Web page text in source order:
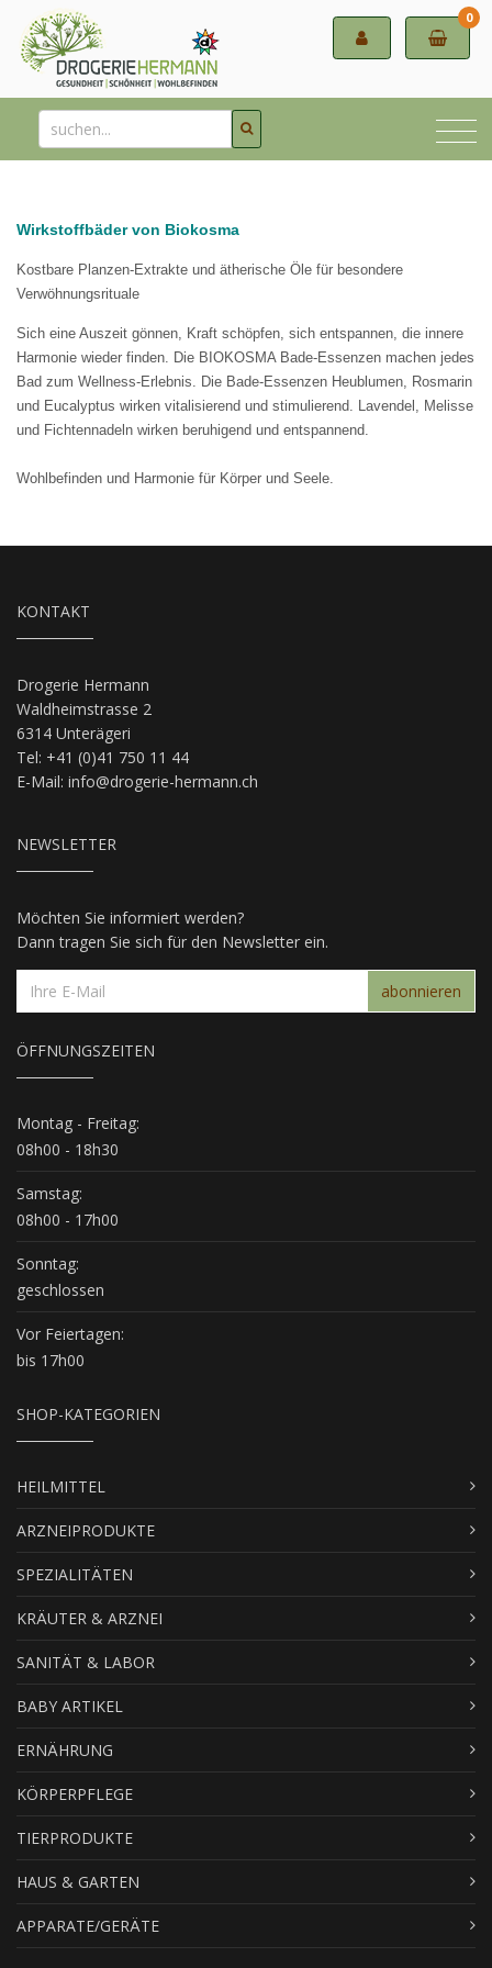
0
Wirkstoffbäder von Biokosma
Kostbare Planzen-Extrakte und ätherische Öle für besondere
Verwöhnungsrituale
Sich eine Auszeit gönnen, Kraft schöpfen, sich entspannen, die innere
Harmonie wieder finden. Die BIOKOSMA Bade-Essenzen machen jedes
Bad zum Wellness-Erlebnis. Die Bade-Essenzen Heublumen, Rosmarin
und Eucalyptus wirken vitalisierend und stimulierend. Lavendel, Melisse
und Fichtennadeln wirken beruhigend und entspannend.
Wohlbefinden und Harmonie für Körper und Seele.
KONTAKT
Drogerie Hermann
Waldheimstrasse 2
6314 Unterägeri
Tel: +41 (0)41 750 11 44
E-Mail: info@drogerie-hermann.ch
NEWSLETTER
Möchten Sie informiert werden?
Dann tragen Sie sich für den Newsletter ein.
abonnieren
ÖFFNUNGSZEITEN
Montag - Freitag:
08h00 - 18h30
Samstag:
08h00 - 17h00
Sonntag:
geschlossen
Vor Feiertagen:
bis 17h00
SHOP-KATEGORIEN
HEILMITTEL
ARZNEIPRODUKTE
SPEZIALITÄTEN
KRÄUTER & ARZNEI
SANITÄT & LABOR
BABY ARTIKEL
ERNÄHRUNG
KÖRPERPFLEGE
TIERPRODUKTE
HAUS & GARTEN
APPARATE/GERÄTE